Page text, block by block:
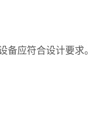
备应符合设计要求。